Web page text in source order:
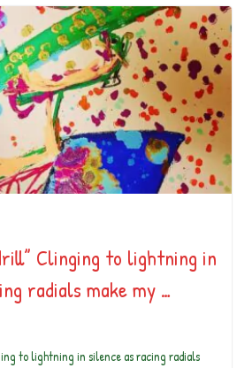
Clinging to lightning in
radials make my …
to lightning in silence as racing radials